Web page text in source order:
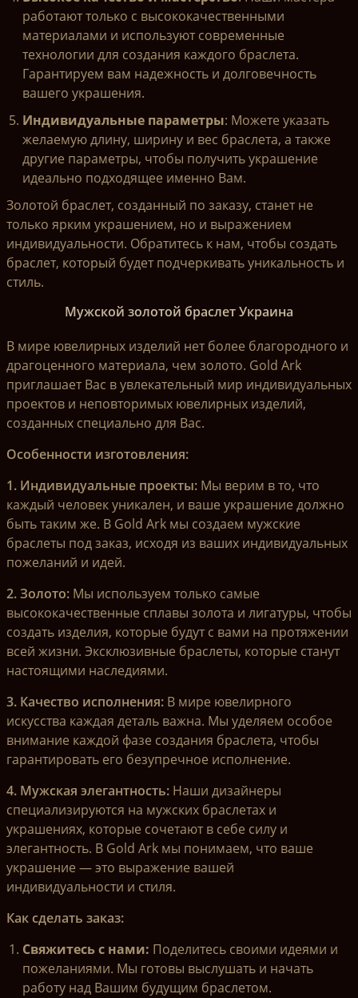
работают только с высококачественными
материалами и используют современные
технологии для создания каждого браслета.
Гарантируем вам надежность и долговечность
вашего украшения.
Индивидуальные параметры: Можете указать
желаемую длину, ширину и вес браслета, а также
другие параметры, чтобы получить украшение
идеально подходящее именно Вам.
Золотой браслет, созданный по заказу, станет не
только ярким украшением, но и выражением
индивидуальности. Обратитесь к нам, чтобы создать
браслет, который будет подчеркивать уникальность и
стиль.
Мужской золотой браслет Украина
В мире ювелирных изделий нет более благородного и
драгоценного материала, чем золото. Gold Ark
приглашает Вас в увлекательный мир индивидуальных
проектов и неповторимых ювелирных изделий,
созданных специально для Вас.
Особенности изготовления:
1. Индивидуальные проекты:Мы верим в то, что
каждый человек уникален, и ваше украшение должно
быть таким же. В Gold Ark мы создаем мужские
браслеты под заказ, исходя из ваших индивидуальных
пожеланий и идей.
2. Золото:Мы используем только самые
высококачественные сплавы золота и лигатуры, чтобы
создать изделия, которые будут с вами на протяжении
всей жизни. Эксклюзивные браслеты, которые станут
настоящими наследиями.
3. Качество исполнения:В мире ювелирного
искусства каждая деталь важна. Мы уделяем особое
внимание каждой фазе создания браслета, чтобы
гарантировать его безупречное исполнение.
4. Мужская элегантность:Наши дизайнеры
специализируются на мужских браслетах и
украшениях, которые сочетают в себе силу и
элегантность. В Gold Ark мы понимаем, что ваше
украшение — это выражение вашей
индивидуальности и стиля.
Как сделать заказ:
Свяжитесь с нами: Поделитесь своими идеями и
пожеланиями. Мы готовы выслушать и начать
работу над Вашим будущим браслетом.